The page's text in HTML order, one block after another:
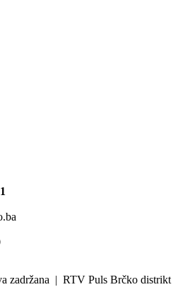
zadržana | RTV Puls Brčko distrikt